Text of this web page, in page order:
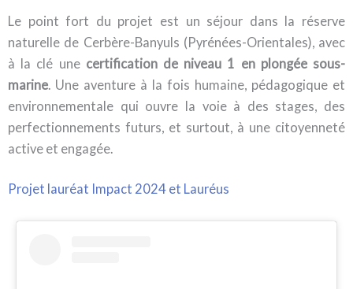
Le point fort du projet est un séjour dans la réserve
naturelle de Cerbère-Banyuls (Pyrénées-Orientales), avec
à la clé une certification de niveau 1 en plongée sous-
marine. Une aventure à la fois humaine, pédagogique et
environnementale qui ouvre la voie à des stages, des
perfectionnements futurs, et surtout, à une citoyenneté
active et engagée.
Projet lauréat Impact 2024 et Lauréus